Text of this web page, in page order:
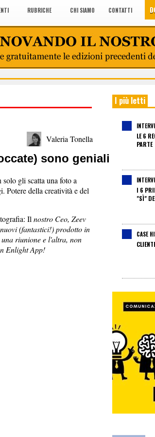
RUBRICHE CHI SIAMO CONTATTI
Valeria Tonella
sono geniali
gli scatta una foto a
Potere della creatività e del
Il nostro Ceo, Zeev
(fantastici!) prodotto in
riunione e l'altra, non
Enlight App!
I più letti
LE 6
PARTE
I 6
"SÌ"
CASE